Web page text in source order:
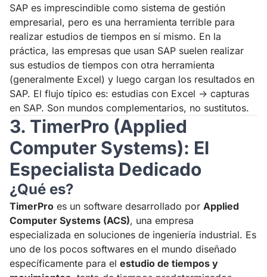
SAP es imprescindible como sistema de gestión
empresarial, pero es una herramienta terrible para
realizar estudios de tiempos en sí mismo. En la
práctica, las empresas que usan SAP suelen realizar
sus estudios de tiempos con otra herramienta
(generalmente Excel) y luego cargan los resultados en
SAP. El flujo típico es: estudias con Excel → capturas
en SAP. Son mundos complementarios, no sustitutos.
3. TimerPro (Applied
Computer Systems): El
Especialista Dedicado
¿Qué es?
TimerPro es un software desarrollado por Applied
Computer Systems (ACS), una empresa
especializada en soluciones de ingeniería industrial. Es
uno de los pocos softwares en el mundo diseñado
específicamente para el estudio de tiempos y